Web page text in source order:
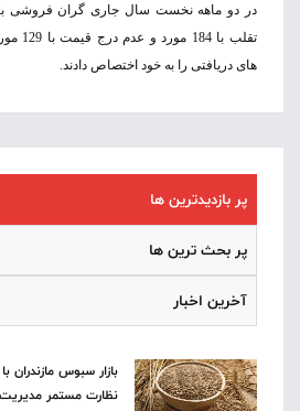
در دو ماهه نخست سال جاری
تقلب
های دریافتی را به خود اختصاص دادند.
پر بازدیدترین ها
پر بحث ترین ها
آخرین اخبار
بازار سبوس
نظارت مستمر